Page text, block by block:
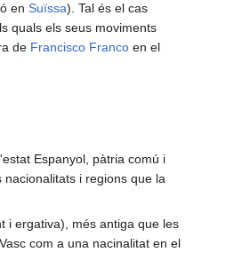
en Suïssa). Tal és el cas
quals els seus moviments
de Francisco Franco en el
Espanyol, pàtria comú i
i regions que la
i ergativa), més antiga que les
com a una nacinalitat en el